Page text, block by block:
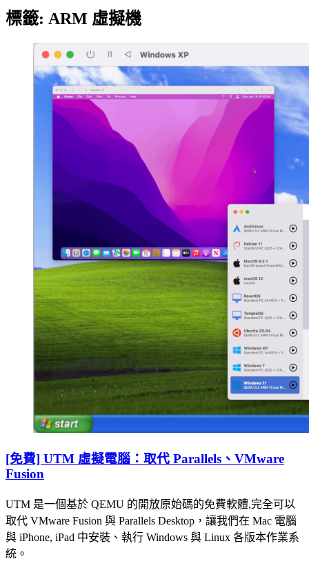
標籤: ARM 虛擬機
[免費] UTM 虛擬電腦：取代 Parallels、VMware
Fusion
UTM 是一個基於 QEMU 的開放原始碼的免費軟體,完全可以
取代 VMware Fusion 與 Parallels Desktop，讓我們在 Mac 電腦
與 iPhone, iPad 中安裝、執行 Windows 與 Linux 各版本作業系
統。